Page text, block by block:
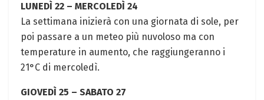
LUNEDÌ 22 – MERCOLEDÌ 24
La settimana inizierà con una giornata di sole, per
poi passare a un meteo più nuvoloso ma con
temperature in aumento, che raggiungeranno i
21°C di mercoledì.
GIOVEDÌ 25 – SABATO 27